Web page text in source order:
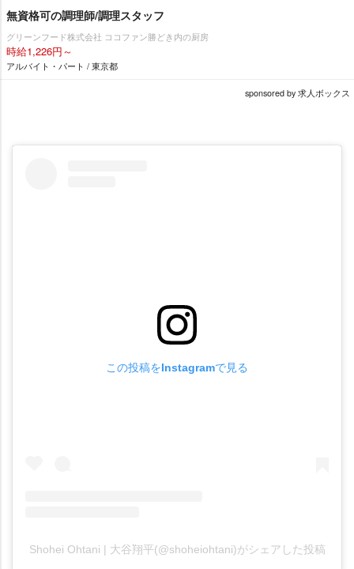
無資格可の調理師/調理スタッフ
グリーンフード株式会社 ココファン勝どき内の厨房
時給1,226円～
アルバイト・パート / 東京都
sponsored by 求人ボックス
この投稿をInstagramで見る
Shohei Ohtani | 大谷翔平(@shoheiohtani)がシェアした投稿